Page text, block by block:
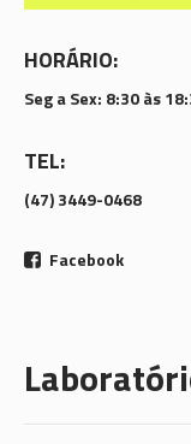
HORÁRIO:
Seg a Sex: 8:30 às
TEL:
(47) 3449-0468
Facebook